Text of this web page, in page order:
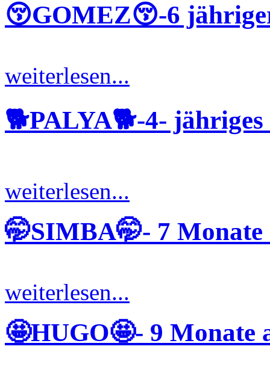
😚GOMEZ😚-6
weiterlesen...
🐕PALYA🐕-4-
weiterlesen...
🤭SIMBA🤭- 7
weiterlesen...
🤩HUGO🤩- 9 Monate